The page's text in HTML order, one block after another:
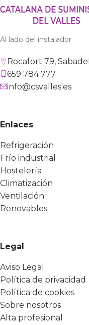
Al lado del instalador
Rocafort 79, Sabadell
659 784 777
info@csvalles.es
Enlaces
Refrigeración
Frío industrial
Hostelería
Climatización
Ventilación
Renovables
Legal
Aviso Legal
Política de privacidad
Política de cookies
Sobre nosotros
Alta profesional